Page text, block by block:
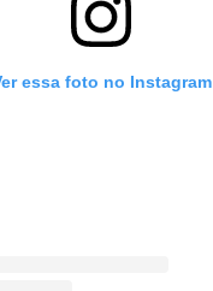
essa foto no Instagram